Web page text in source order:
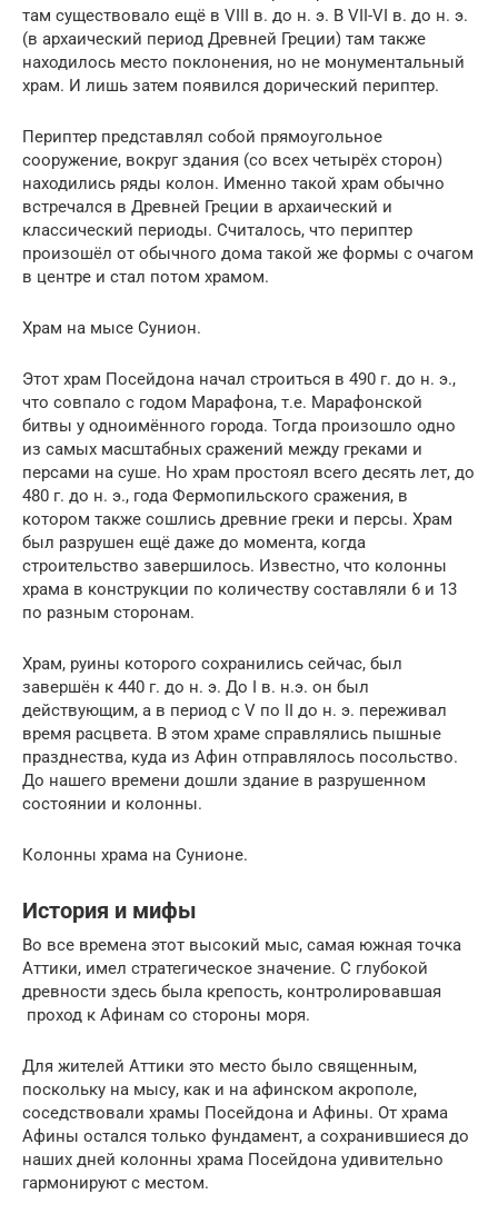
там существовало ещё в VIII в. до н. э. В VII-VI в. до н. э.
(в архаический период Древней Греции) там также
находилось место поклонения, но не монументальный
храм. И лишь затем появился дорический периптер.
Периптер представлял собой прямоугольное
сооружение, вокруг здания (со всех четырёх сторон)
находились ряды колон. Именно такой храм обычно
встречался в Древней Греции в архаический и
классический периоды. Считалось, что периптер
произошёл от обычного дома такой же формы с очагом
в центре и стал потом храмом.
Храм на мысе Сунион.
Этот храм Посейдона начал строиться в 490 г. до н. э.,
что совпало с годом Марафона, т.е. Марафонской
битвы у одноимённого города. Тогда произошло одно
из самых масштабных сражений между греками и
персами на суше. Но храм простоял всего десять лет, до
480 г. до н. э., года Фермопильского сражения, в
котором также сошлись древние греки и персы. Храм
был разрушен ещё даже до момента, когда
строительство завершилось. Известно, что колонны
храма в конструкции по количеству составляли 6 и 13
по разным сторонам.
Храм, руины которого сохранились сейчас, был
завершён к 440 г. до н. э. До I в. н.э. он был
действующим, а в период с V по II до н. э. переживал
время расцвета. В этом храме справлялись пышные
празднества, куда из Афин отправлялось посольство.
До нашего времени дошли здание в разрушенном
состоянии и колонны.
Колонны храма на Сунионе.
История и мифы
Во все времена этот высокий мыс, самая южная точка
Аттики, имел стратегическое значение. С глубокой
древности здесь была крепость, контролировавшая
проход к Афинам со стороны моря.
Для жителей Аттики это место было священным,
поскольку на мысу, как и на афинском акрополе,
соседствовали храмы Посейдона и Афины. От храма
Афины остался только фундамент, а сохранившиеся до
наших дней колонны храма Посейдона удивительно
гармонируют с местом.